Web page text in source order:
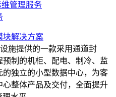
管理服务
块解决方案
施提供的一款采用通道封
预制的机柜、配电、制冷、监
的独立的小型数据中心，为客
心整体产品及交付，全面提升